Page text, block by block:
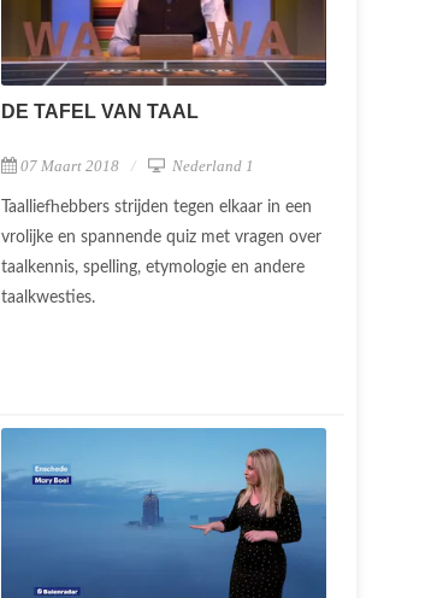
DE TAFEL VAN TAAL
07 Maart 2018 Nederland 1
Taalliefhebbers strijden tegen elkaar in een
vrolijke en spannende quiz met vragen over
taalkennis, spelling, etymologie en andere
taalkwesties.